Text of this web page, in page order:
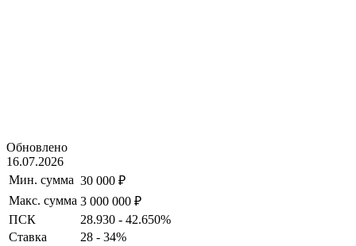
Обновлено
16.07.2026
Мин. сумма 30 000 ₽
Макс. сумма 3 000 000 ₽
ПСК
28.930 - 42.650%
Ставка
28 - 34%